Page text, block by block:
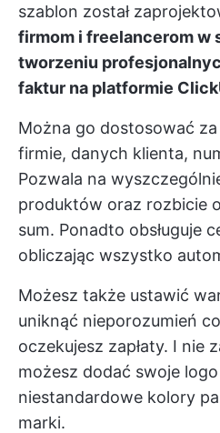
szablon został
firmom i freelancerom w
tworzeniu
faktur na platformie
Można go dostosować
firmie, danych klienta,
Pozwala na
produktów oraz rozbicie
sum. Ponadto obsługuje
obliczając wszystko
Możesz także ustawić
uniknąć nieporozumień
oczekujesz zapłaty. I nie
możesz dodać swoje
niestandardowe kolory
marki.